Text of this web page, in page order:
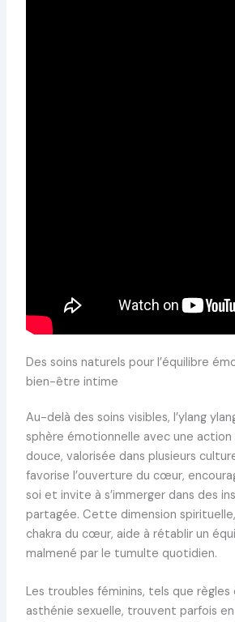
Des soins naturels pour l’équilibre
bien-être intime
Au-delà des soins visibles, l’ylang
sphère émotionnelle avec une action
douce, valorisée dans plusieurs
favorise l’ouverture du cœur,
soi et invite à s’immerger dans des
partagée. Cette dimension
chakra du cœur, aide à rétablir un
malmené par le tumulte quotidien.
Les troubles féminins, tels que règles
asthénie sexuelle, trouvent parfois